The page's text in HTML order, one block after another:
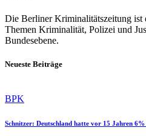
Die Berliner Kriminalitätszeitung ist
Themen Kriminalität, Polizei und
Bundesebene.
Neueste Beiträge
BPK
Schnitzer: Deutschland hatte vor 15 Jahren